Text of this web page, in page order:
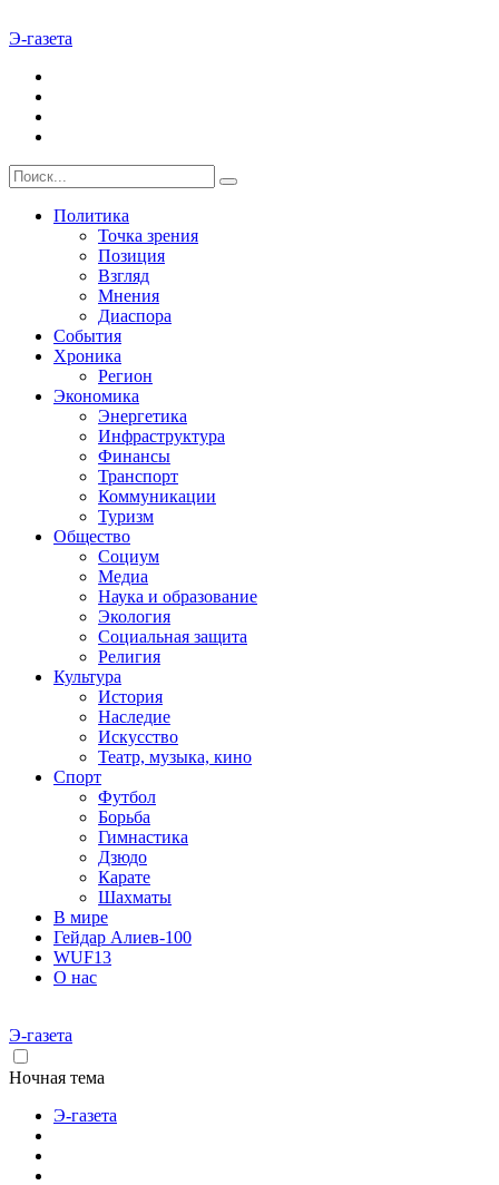
Э-газета
Политика
Точка зрения
Позиция
Взгляд
Мнения
Диаспора
События
Хроника
Регион
Экономика
Энергетика
Инфраструктура
Финансы
Транспорт
Коммуникации
Туризм
Общество
Социум
Медиа
Наука и образование
Экология
Социальная защита
Религия
Культура
История
Наследие
Искусство
Театр, музыка, кино
Спорт
Футбол
Борьба
Гимнастика
Дзюдо
Карате
Шахматы
В мире
Гейдар Алиев-100
WUF13
О нас
Э-газета
Ночная тема
Э-газета